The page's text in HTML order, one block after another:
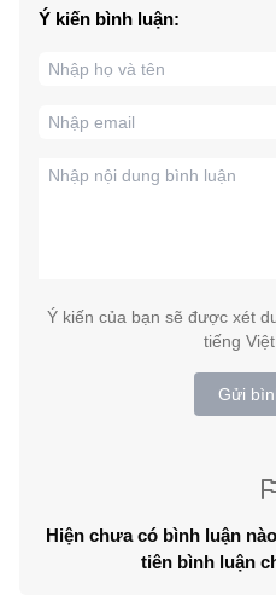
Ý kiến bình luận:
Ý kiến của bạn sẽ được xét
tiếng
Gửi
Hiện chưa có bình luận
tiên bình luận